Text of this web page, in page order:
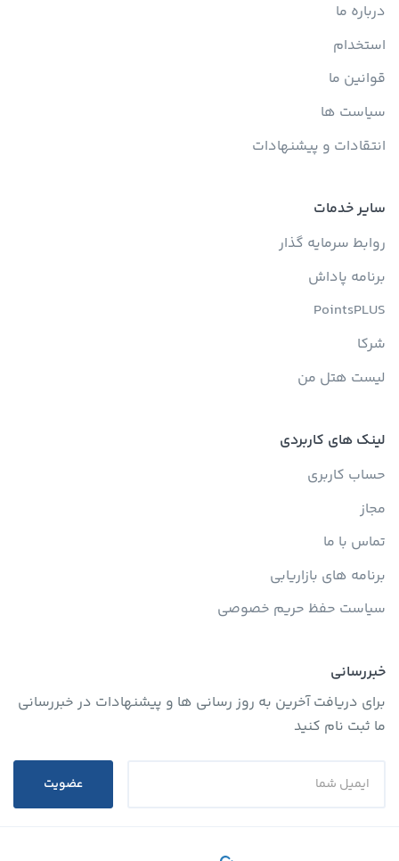
درباره ما
استخدام
قوانین ما
سیاست ها
انتقادات و پیشنهادات
سایر خدمات
روابط سرمایه گذار
برنامه پاداش
PointsPLUS
شرکا
لیست هتل من
لینک های کاربردی
حساب کاربری
مجاز
تماس با ما
برنامه های بازاریابی
سیاست حفظ حریم خصوصی
خبررسانی
برای دریافت آخرین به روز رسانی ها و پیشنهادات در خبررسانی
ما ثبت نام کنید
عضویت